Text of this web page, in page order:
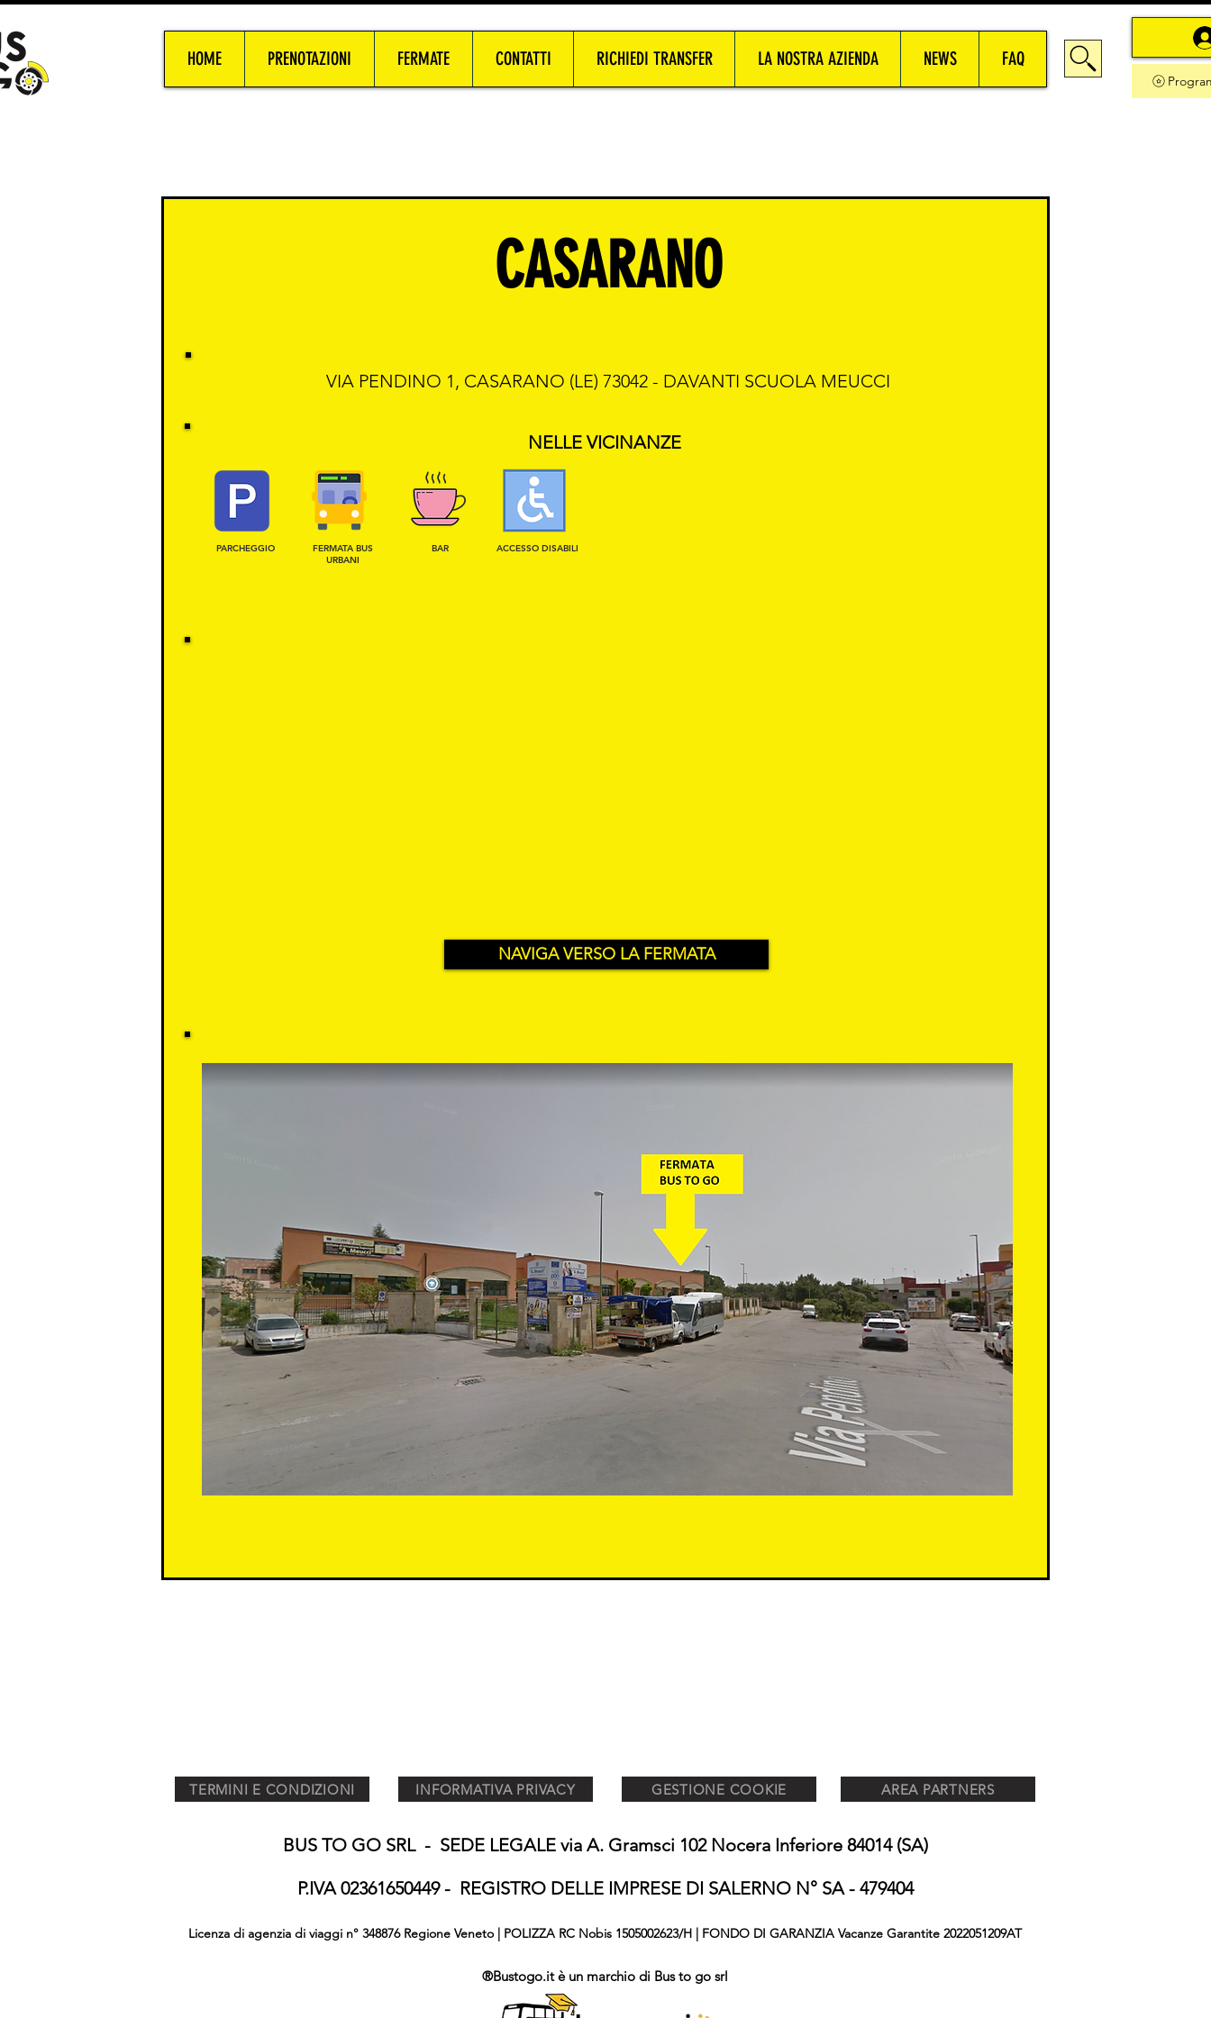
HOME PRENOTAZIONI FERMATE CONTATTI RICHIEDI TRANSFER LA NOSTRA AZIENDA NEWS FAQ
CASARANO
VIA PENDINO 1, CASARANO (LE) 73042 - DAVANTI SCUOLA MEUCCI
NELLE VICINANZE
PARCHEGGIO
FERMATA BUS
URBANI
BAR ACCESSO DISABILI
NAVIGA VERSO LA FERMATA
TERMINI E CONDIZIONI INFORMATIVA PRIVACY GESTIONE COOKIE AREA PARTNERS
BUS TO GO SRL - SEDE LEGALE via A. Gramsci 102 Nocera Inferiore 84014 (SA)
P.IVA 02361650449 - REGISTRO DELLE IMPRESE DI SALERNO N° SA - 479404
Licenza di agenzia di viaggi n° 348876 Regione Veneto | POLIZZA RC Nobis 1505002623/H | FONDO DI GARANZIA Vacanze Garantite 2022051209AT
®Bustogo.it è un marchio di Bus to go srl